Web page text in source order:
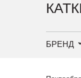
БРЕНД